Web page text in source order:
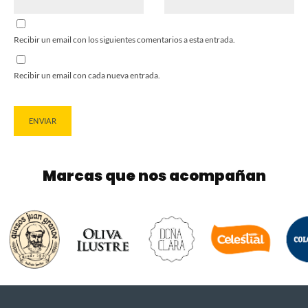
Recibir un email con los siguientes comentarios a esta entrada.
Recibir un email con cada nueva entrada.
Marcas que nos acompañan